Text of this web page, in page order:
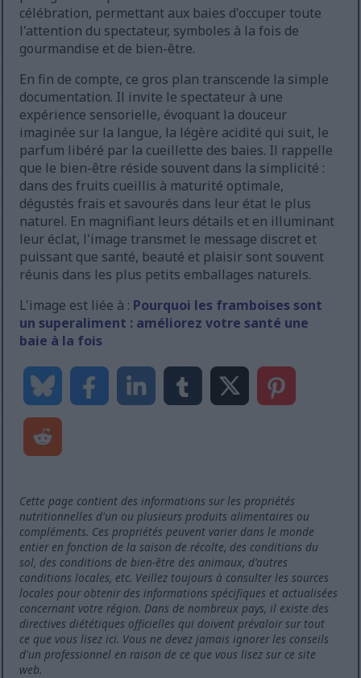
célébration, permettant aux baies d'occuper toute
l'attention du spectateur, symboles à la fois de
gourmandise et de bien-être.
En fin de compte, ce gros plan transcende la simple
documentation. Il invite le spectateur à une
expérience sensorielle, évoquant la douceur
imaginée sur la langue, la légère acidité qui suit, le
parfum libéré par la cueillette des baies. Il rappelle
que le bien-être réside souvent dans la simplicité :
dans des fruits cueillis à maturité optimale,
dégustés frais et savourés dans leur état le plus
naturel. En magnifiant leurs détails et en illuminant
leur éclat, l'image transmet le message discret et
puissant que santé, beauté et plaisir sont souvent
réunis dans les plus petits emballages naturels.
L'image est liée à : Pourquoi les framboises sont
un superaliment : améliorez votre santé une
baie à la fois
Cette page contient des informations sur les propriétés
nutritionnelles d'un ou plusieurs produits alimentaires ou
compléments. Ces propriétés peuvent varier dans le monde
entier en fonction de la saison de récolte, des conditions du
sol, des conditions de bien-être des animaux, d'autres
conditions locales, etc. Veillez toujours à consulter les sources
locales pour obtenir des informations spécifiques et actualisées
concernant votre région. Dans de nombreux pays, il existe des
directives diététiques officielles qui doivent prévaloir sur tout
ce que vous lisez ici. Vous ne devez jamais ignorer les conseils
d'un professionnel en raison de ce que vous lisez sur ce site
web.